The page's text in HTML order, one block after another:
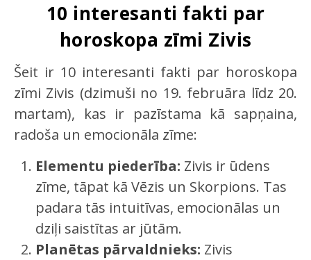
10 interesanti fakti par
horoskopa zīmi Zivis
Šeit ir 10 interesanti fakti par horoskopa
zīmi Zivis (dzimuši no 19. februāra līdz 20.
martam), kas ir pazīstama kā sapņaina,
radoša un emocionāla zīme:
Elementu piederība: Zivis ir ūdens
zīme, tāpat kā Vēzis un Skorpions. Tas
padara tās intuitīvas, emocionālas un
dziļi saistītas ar jūtām.
Planētas pārvaldnieks: Zivis